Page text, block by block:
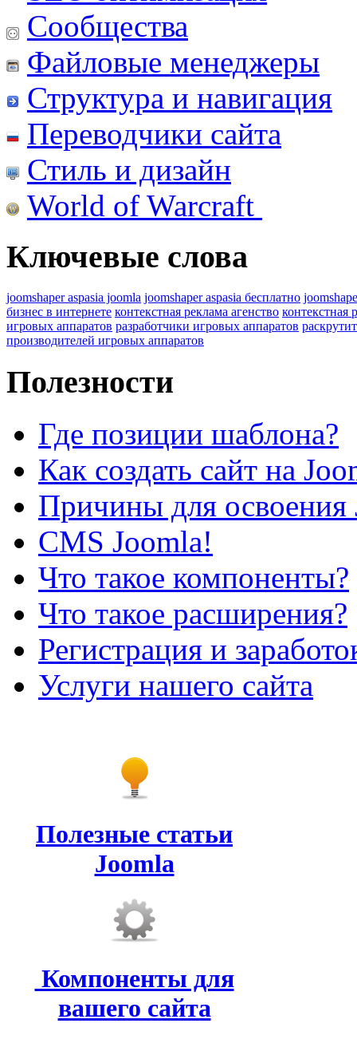
Сообщества
Файловые менеджеры
Структура и навигация
Переводчики сайта
Стиль и дизайн
World of Warcraft
Ключевые слова
joomshaper aspasia joomla joomshaper aspasia бесплатно
бизнес в интернете контекстная реклама агенство контекстная
игровых аппаратов разработчики игровых аппаратов
производителей игровых аппаратов
Полезности
Где позиции шаблона?
Как создать сайт на
Причины для освоения
CMS Joomla!
Что такое компоненты?
Что такое расширения?
Регистрация и
Услуги нашего сайта
Полезные статьи
Joomla
Компоненты для
вашего сайта